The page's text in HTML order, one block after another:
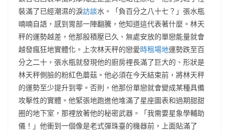
裝滿了已經潮濕的淚訪談水。「負百分之八十七？」張水瓶
喃喃自語，感到胃部一陣翻騰，他知道這代表著什麼。林天
秤的運勢越差，他那股積壓已久、無處安放的單戀能量就會
越發瘋狂地實體化。上次林天秤的戀愛時租場地運勢跌至百
分之二十，張水瓶就發現他的廚房裡長滿了巨大的、形狀是
林天秤側臉的粉紅色蘑菇。他必須在今天結束前，將林天秤
的運勢至少提升到零。否則，他那份單戀就會變成某種具備
攻擊性的實體。他緊張地跑進他堆滿了星座圖表和過期甜甜
圈的地下室，那裡放著他的秘密武器。「我需要星象學輔助
儀！」他衝到一個像是老式彈珠臺的機器前，上面貼滿了